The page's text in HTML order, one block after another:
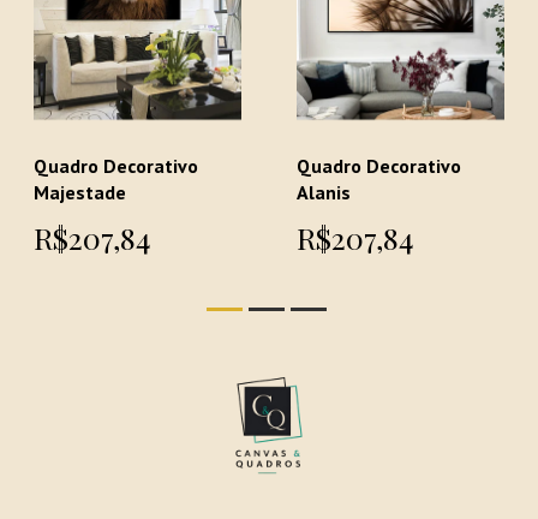
Quadro Decorativo
Majestade
R$207,84
Quadro Decorativo
Alanis
R$207,84